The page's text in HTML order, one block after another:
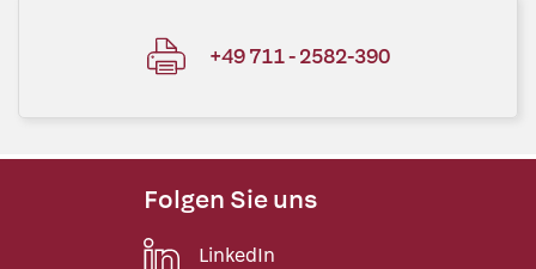
+49 711 - 2582-390
Folgen Sie uns
LinkedIn